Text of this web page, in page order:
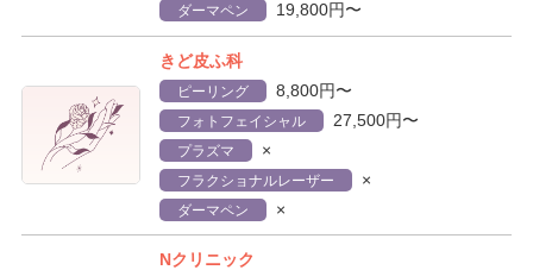
ダーマペン 19,800円〜
きど皮ふ科
ピーリング 8,800円〜
フォトフェイシャル 27,500円〜
プラズマ ×
フラクショナルレーザー ×
ダーマペン ×
Nクリニック